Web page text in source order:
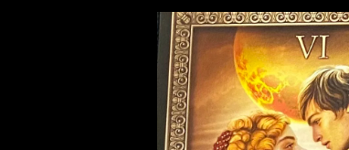
寅 Tiger
卯 Rabit
辰 Dragon
金運
願望
人間関係 Relationship
人間関係 Relationships
自己実現 Self-Realization
スピリチュアル Spiritual
金運 Money
人間関係 Relationships
アミュレット Amulet
恋愛
仕事